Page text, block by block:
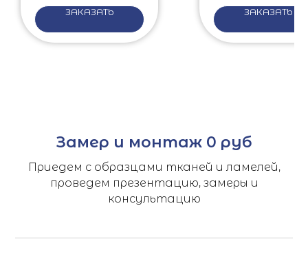
ЗАКАЗАТЬ ЗАКАЗАТЬ
Замер и монтаж 0 руб
Приедем с образцами тканей и ламелей,
проведем презентацию, замеры и
консультацию